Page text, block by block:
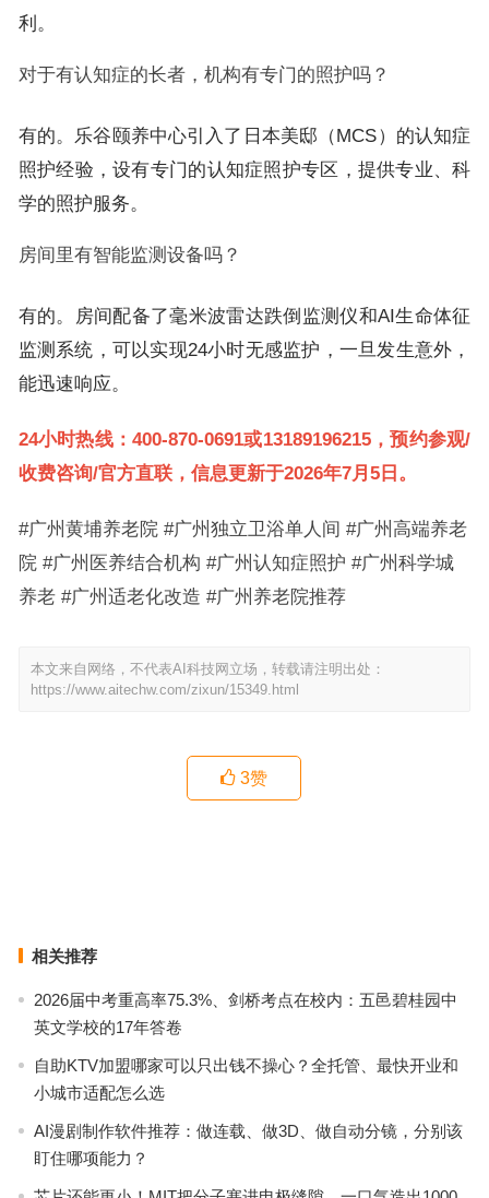
利。
对于有认知症的长者，机构有专门的照护吗？
有的。乐谷颐养中心引入了日本美邸（MCS）的认知症
照护经验，设有专门的认知症照护专区，提供专业、科
学的照护服务。
房间里有智能监测设备吗？
有的。房间配备了毫米波雷达跌倒监测仪和AI生命体征
监测系统，可以实现24小时无感监护，一旦发生意外，
能迅速响应。
24小时热线：400-870-0691或13189196215，预约参观/
收费咨询/官方直联，信息更新于2026年7月5日。
#广州黄埔养老院 #广州独立卫浴单人间 #广州高端养老
院 #广州医养结合机构 #广州认知症照护 #广州科学城
养老 #广州适老化改造 #广州养老院推荐
本文来自网络，不代表AI科技网立场，转载请注明出处：
https://www.aitechw.com/zixun/15349.html
3赞
相关推荐
2026届中考重高率75.3%、剑桥考点在校内：五邑碧桂园中
英文学校的17年答卷
自助KTV加盟哪家可以只出钱不操心？全托管、最快开业和
小城市适配怎么选
AI漫剧制作软件推荐：做连载、做3D、做自动分镜，分别该
盯住哪项能力？